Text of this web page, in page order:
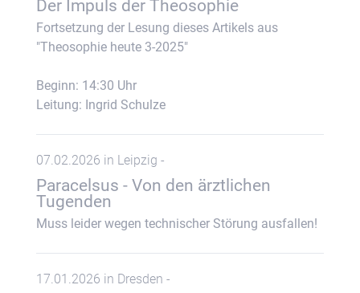
Der Impuls der Theosophie
Fortsetzung der Lesung dieses Artikels aus
"Theosophie heute 3-2025"
Beginn: 14:30 Uhr
Leitung: Ingrid Schulze
07.02.2026 in Leipzig -
Paracelsus - Von den ärztlichen
Tugenden
Muss leider wegen technischer Störung ausfallen!
17.01.2026 in Dresden -